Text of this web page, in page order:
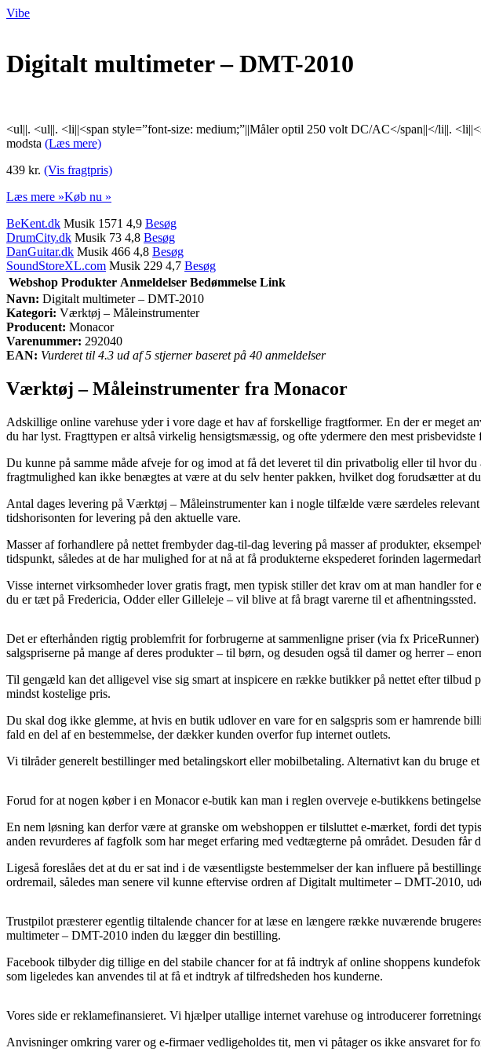
Vibe
Digitalt multimeter – DMT-2010
<ul||. <ul||. <li||<span style=”font-size: medium;”||Måler optil 250 volt DC/AC</span||</li||.
modsta (Læs mere)
439 kr. (Vis fragtpris)
Læs mere »Køb nu »
BeKent.dk Musik 1571 4,9 Besøg
DrumCity.dk Musik 73 4,8 Besøg
DanGuitar.dk Musik 466 4,8 Besøg
SoundStoreXL.com Musik 229 4,7 Besøg
Webshop Produkter Anmeldelser Bedømmelse Link
Navn: Digitalt multimeter – DMT-2010
Kategori: Værktøj – Måleinstrumenter
Producent: Monacor
Varenummer: 292040
EAN: Vurderet til 4.3 ud af 5 stjerner baseret på 40 anmeldelser
Værktøj – Måleinstrumenter fra Monacor
Adskillige online varehuse yder i vore dage et hav af forskellige fragtformer. En der er meget
du har lyst. Fragttypen er altså virkelig hensigtsmæssig, og ofte ydermere den mest
Du kunne på samme måde afveje for og imod at få det leveret til din privatbolig eller til hvor
fragtmulighed kan ikke benægtes at være at du selv henter pakken, hvilket dog forudsætter at
Antal dages levering på Værktøj – Måleinstrumenter kan i nogle tilfælde være særdeles
tidshorisonten for levering på den aktuelle vare.
Masser af forhandlere på nettet frembyder dag-til-dag levering på masser af produkter,
tidspunkt, således at de har mulighed for at nå at få produkterne ekspederet forinden
Visse internet virksomheder lover gratis fragt, men typisk stiller det krav om at man handler
du er tæt på Fredericia, Odder eller Gilleleje – vil blive at få bragt varerne til et afhentningssted.
Det er efterhånden rigtig problemfrit for forbrugerne at sammenligne priser (via fx
salgspriserne på mange af deres produkter – til børn, og desuden også til damer og herrer –
Til gengæld kan det alligevel vise sig smart at inspicere en række butikker på nettet efter
mindst kostelige pris.
Du skal dog ikke glemme, at hvis en butik udlover en vare for en salgspris som er hamrende
fald en del af en bestemmelse, der dækker kunden overfor fup internet outlets.
Vi tilråder generelt bestillinger med betalingskort eller mobilbetaling. Alternativt kan du bruge
Forud for at nogen køber i en Monacor e-butik kan man i reglen overveje e-butikkens
En nem løsning kan derfor være at granske om webshoppen er tilsluttet e-mærket, fordi det
anden revurderes af fagfolk som har meget erfaring med vedtægterne på området. Desuden
Ligeså foreslåes det at du er sat ind i de væsentligste bestemmelser der kan influere på
ordremail, således man senere vil kunne eftervise ordren af Digitalt multimeter – DMT-2010,
Trustpilot præsterer egentlig tiltalende chancer for at læse en længere række nuværende
multimeter – DMT-2010 inden du lægger din bestilling.
Facebook tilbyder dig tillige en del stabile chancer for at få indtryk af online shoppens
som ligeledes kan anvendes til at få et indtryk af tilfredsheden hos kunderne.
Vores side er reklamefinansieret. Vi hjælper utallige internet varehuse og introducerer
Anvisninger omkring varer og e-firmaer vedligeholdes tit, men vi påtager os ikke ansvaret for